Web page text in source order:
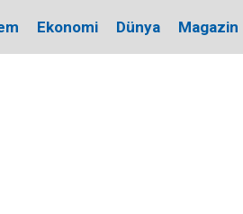
Ekonomi Dünya Magazin